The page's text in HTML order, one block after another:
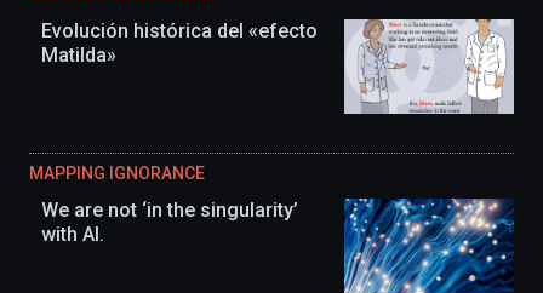
Evolución histórica del «efecto
Matilda»
MAPPING IGNORANCE
We are not ‘in the singularity’
with AI.